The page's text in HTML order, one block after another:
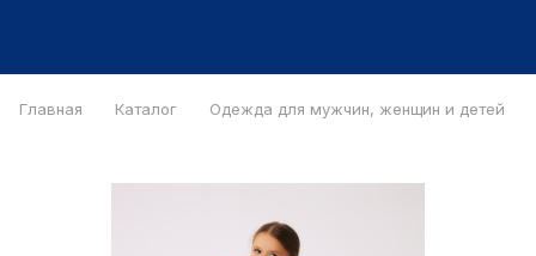
Главная Каталог Одежда для мужчин, женщин и детей